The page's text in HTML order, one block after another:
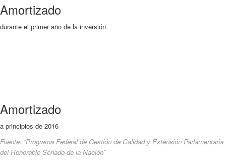
Amortizado
durante el primer año de la inversión
Amortizado
a principios de 2016
Fuente: “Programa Federal de Gestión de Calidad y Extensión Parlamentaria
del Honorable Senado de la Nación”